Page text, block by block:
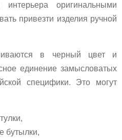
оригинальными
привезти изделия ручной
в черный цвет и
единение замысловатых
специфики. Это могут
бутылки,